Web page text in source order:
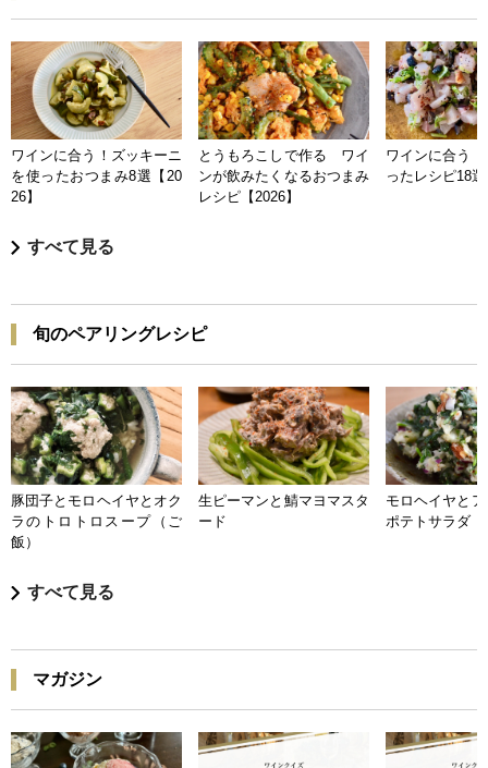
ワインに合う！ズッキーニ
を使ったおつまみ8選【20
26】
とうもろこしで作る ワイ
ンが飲みたくなるおつまみ
レシピ【2026】
ワインに合う
ったレシピ18
すべて見る
旬のペアリングレシピ
豚団子とモロヘイヤとオク
ラのトロトロスープ（ご
飯）
生ピーマンと鯖マヨマスタ
ード
モロヘイヤと
ポテトサラダ
すべて見る
マガジン